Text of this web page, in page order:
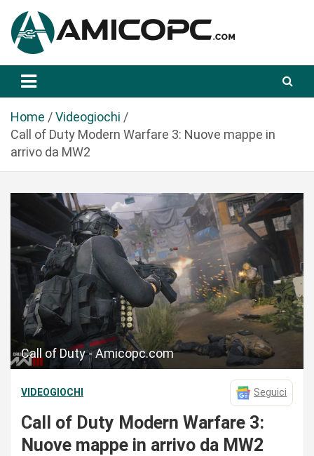
a
Amicopc.com
Home
Videogiochi
Call of Duty Modern Warfare 3: Nuove mappe in
arrivo da MW2
Call of Duty - Amicopc.com
VIDEOGIOCHI Seguici
Call of Duty Modern Warfare 3:
Nuove mappe in arrivo da MW2